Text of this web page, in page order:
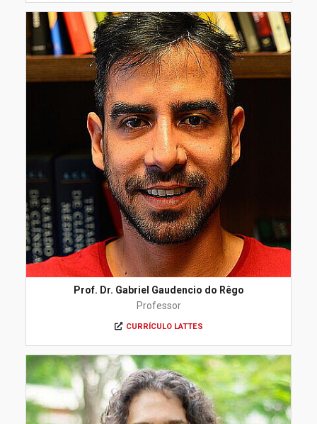
Prof. Dr. Gabriel Gaudencio do Rêgo
Professor
CURRÍCULO LATTES